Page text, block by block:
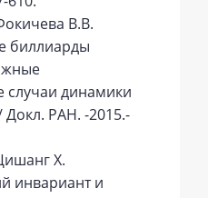
В.В.
биллиарды
случаи динамики
Докл. РАН. -2015.-
Х.
инвариант и